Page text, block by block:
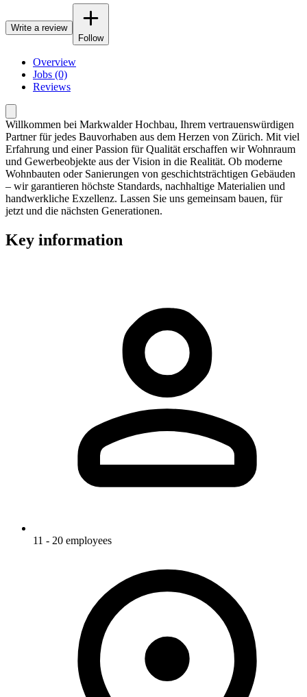
Write a review
Follow
Overview
Jobs (0)
Reviews
Willkommen bei Markwalder Hochbau, Ihrem vertrauenswürdigen
Partner für jedes Bauvorhaben aus dem Herzen von Zürich. Mit viel
Erfahrung und einer Passion für Qualität erschaffen wir Wohnraum
und Gewerbeobjekte aus der Vision in die Realität. Ob moderne
Wohnbauten oder Sanierungen von geschichtsträchtigen Gebäuden
– wir garantieren höchste Standards, nachhaltige Materialien und
handwerkliche Exzellenz. Lassen Sie uns gemeinsam bauen, für
jetzt und die nächsten Generationen.
Key information
11 - 20 employees